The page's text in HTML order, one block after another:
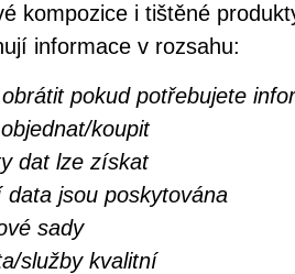
kompozice i tištěné
informace v rozsahu:
pokud potřebujete
koupit
dat lze získat
data jsou poskytována
sady
služby kvalitní